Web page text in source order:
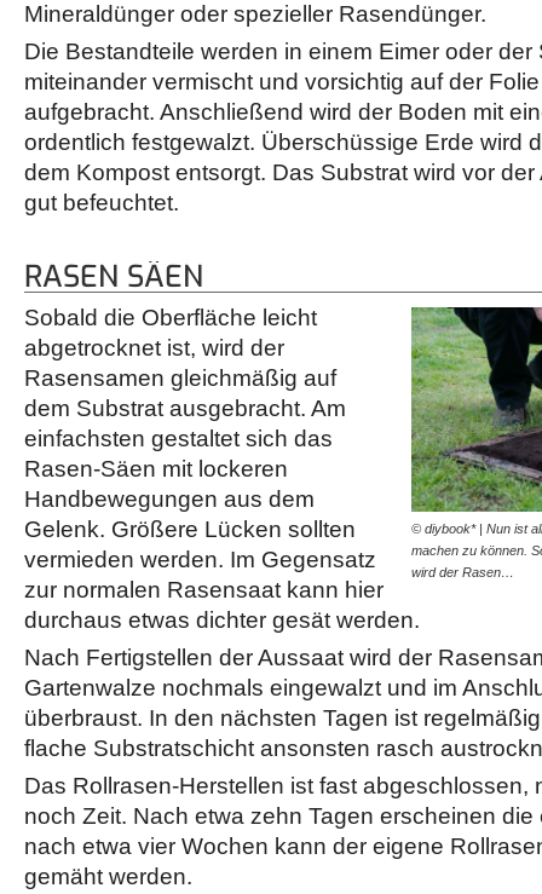
Mineraldünger oder spezieller Rasendünger.
Die Bestandteile werden in einem Eimer oder der
miteinander vermischt und vorsichtig auf der
aufgebracht. Anschließend wird der Boden mit
ordentlich festgewalzt. Überschüssige Erde wird
dem Kompost entsorgt. Das Substrat wird vor
gut befeuchtet.
RASEN SÄEN
© diybook* | Nun ist
machen zu können.
wird der Rasen…
Sobald die Oberfläche leicht
abgetrocknet ist, wird der
Rasensamen gleichmäßig auf
dem Substrat ausgebracht. Am
einfachsten gestaltet sich das
Rasen-Säen mit lockeren
Handbewegungen aus dem
Gelenk. Größere Lücken sollten
vermieden werden. Im Gegensatz
zur normalen Rasensaat kann hier
durchaus etwas dichter gesät werden.
Nach Fertigstellen der Aussaat wird der
Gartenwalze nochmals eingewalzt und im
überbraust. In den nächsten Tagen ist
flache Substratschicht ansonsten rasch
Das Rollrasen-Herstellen ist fast abgeschlossen,
noch Zeit. Nach etwa zehn Tagen erscheinen
nach etwa vier Wochen kann der eigene
gemäht werden.